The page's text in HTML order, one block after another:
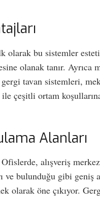
olarak bu sistemler
olanak tanır. Ayrıca
tavan sistemleri,
çeşitli ortam koşullarına
Alanları
alışveriş
ve bulunduğu gibi
öne çıkıyor.